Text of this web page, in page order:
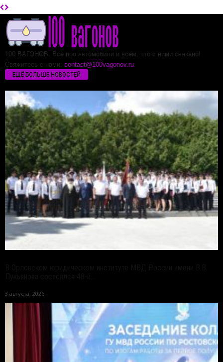
100 ВАГОНОВ. Все про автомобили и всем, что с ними связано!
Свяжитесь с нами: contact@100vagonov.ru
ЕЩЁ БОЛЬШЕ НОВОСТЕЙ
3 августа, 2026